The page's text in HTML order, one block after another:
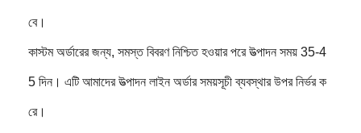
বে।
কাস্টম অর্ডারের জন্য, সমস্ত বিবরণ নিশ্চিত হওয়ার পরে উত্পাদন সময় 35-4
5 দিন। এটি আমাদের উত্পাদন লাইন অর্ডার সময়সূচী ব্যবস্থার উপর নির্ভর ক
রে।